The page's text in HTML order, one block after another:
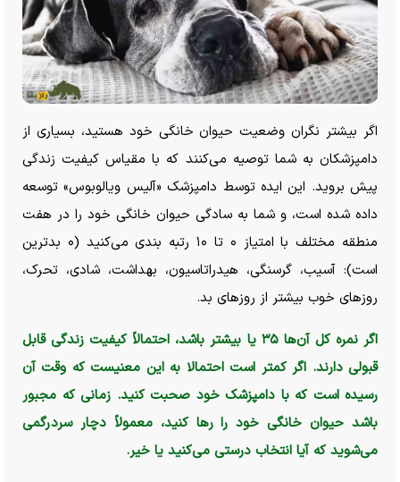
اگر بیشتر نگران وضعیت حیوان خانگی خود هستید، بسیاری از
دامپزشکان به شما توصیه می‌کنند که با مقیاس کیفیت زندگی
پیش بروید. این ایده توسط دامپزشک «آلیس ویالوبوس» توسعه
داده شده است، و شما به سادگی حیوان خانگی خود را در هفت
منطقه مختلف با امتیاز ۰ تا ۱۰ رتبه بندی می‌کنید (۰ بدترین
است): آسیب، گرسنگی، هیدراتاسیون، بهداشت، شادی، تحرک،
روز‌های خوب بیشتر از روز‌های بد.
اگر نمره کل آن‌ها ۳۵ یا بیشتر باشد، احتمالاً کیفیت زندگی قابل
قبولی دارند. اگر کمتر است احتمالا به این معنیست که وقت آن
رسیده است که با دامپزشک خود صحبت کنید. زمانی که مجبور
باشد حیوان خانگی خود را رها کنید، معمولاً دچار سردرگمی
می‌شوید که آیا انتخاب درستی می‌کنید یا خیر.